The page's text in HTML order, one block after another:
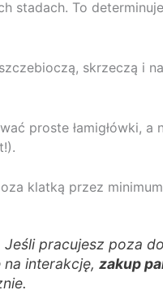
stadach. To
skrzeczą i
proste łamigłówki, a
klatką przez
pracujesz poza
na interakcję,zakup